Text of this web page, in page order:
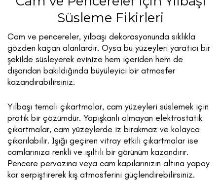
Süsleme Fikirleri
Cam ve pencereler, yılbaşı dekorasyonunda sıklıkla
gözden kaçan alanlardır. Oysa bu yüzeyleri yaratıcı bir
şekilde süsleyerek evinize hem içeriden hem de
dışarıdan bakıldığında büyüleyici bir atmosfer
kazandırabilirsiniz.
Yılbaşı temalı çıkartmalar, cam yüzeyleri süslemek için
pratik bir çözümdür. Yapışkanlı olmayan elektrostatik
çıkartmalar, cam yüzeylerde iz bırakmaz ve kolayca
çıkarılabilir. Işığı geçiren vitray etkili çıkartmalar ise
camlarınıza renkli ve ışıltılı bir görünüm kazandırır.
Pencere pervazına veya cam kapılarınızın altına yapay
kar serpiştirerek kış atmosferini güçlendirebilirsiniz.